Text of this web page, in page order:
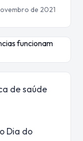
de 2021
de saúde
Dia do